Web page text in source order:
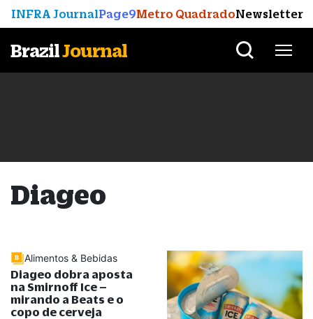
INFRA JournalPage9Metro QuadradoNewsletter
BrazilJournal
Diageo
Alimentos & Bebidas
Diageo dobra aposta
na Smirnoff Ice –
mirando a Beats e o
copo de cerveja